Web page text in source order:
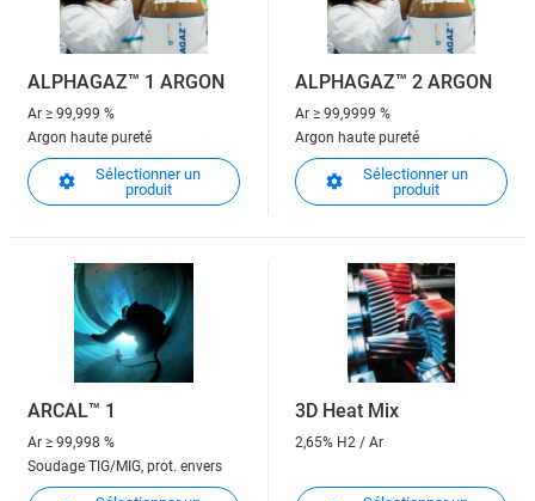
ALPHAGAZ™ 1 ARGON
Ar ≥ 99,999 %
Argon haute pureté
Sélectionner un
produit
ALPHAGAZ™ 2 ARGON
Ar ≥ 99,9999 %
Argon haute pureté
Sélectionner un
produit
ARCAL™ 1
Ar ≥ 99,998 %
Soudage TIG/MIG, prot. envers
3D Heat Mix
2,65% H2 / Ar